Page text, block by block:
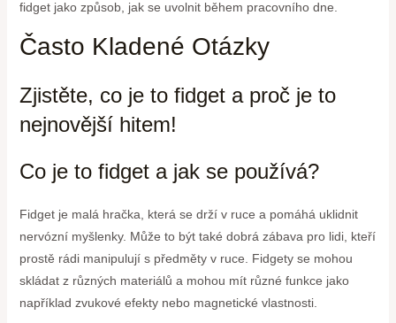
fidget jako způsob, jak se uvolnit během pracovního dne.
Často Kladené Otázky
Zjistěte, co je to fidget a proč je to
nejnovější hitem!
Co je to fidget a jak se používá?
Fidget je malá hračka, která se drží v ruce a pomáhá uklidnit
nervózní myšlenky. Může to být také dobrá zábava pro lidi, kteří
prostě rádi manipulují s předměty v ruce. Fidgety se mohou
skládat z různých materiálů a mohou mít různé funkce jako
například zvukové efekty nebo magnetické vlastnosti.